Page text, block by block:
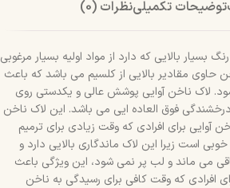
توضیحات تکمیلینظرات (0)
بسیار بالایی که دارد از مواد اولیه بسیار مرغوبی
حاوی مقادیر بالایی از کلسیم می باشد که باعث
لاک ناخن آوایی پوشش عالی و یکدستی روی
فوق العاده ایی می باشد. این لاک ناخن
برای افرادی که وقت زیادی برای ترمیم
است زیرا این لاک ماندگاری بالایی دارد و
ناخن باقی می ماند و لب پر نمی شود، این ویژگی باعث
افرادی که وقت کافی برای رسیدگی به ناخن